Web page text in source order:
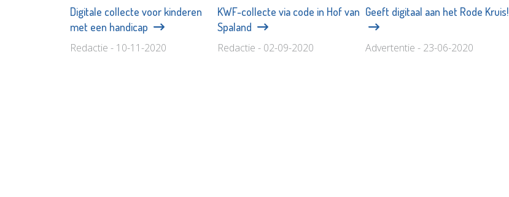
Digitale collecte voor kinderen
met een handicap
Redactie - 10-11-2020
KWF-collecte via code in Hof van
Spaland
Redactie - 02-09-2020
Geeft digitaal aan het Rode Kruis!
Advertentie - 23-06-2020